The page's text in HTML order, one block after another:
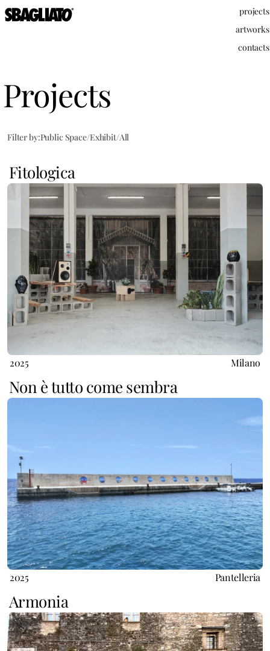
projects
artworks
contacts
Projects
Filter by:Public Space/Exhibit/All
Fitologica
2025 Milano
Non è tutto come sembra
2025 Pantelleria
Armonia